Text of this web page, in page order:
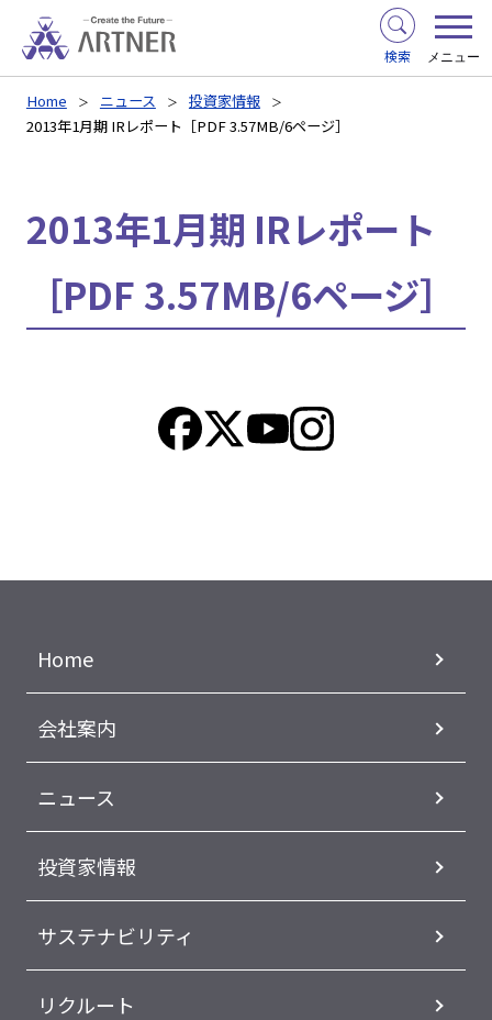
検索 メニュー
Home ニュース
投資家情報
2013年1月期 IRレポート［PDF 3.57MB/6ページ］
2013年1月期 IRレポート
［PDF 3.57MB/6ページ］
Home
会社案内
ニュース
投資家情報
サステナビリティ
リクルート